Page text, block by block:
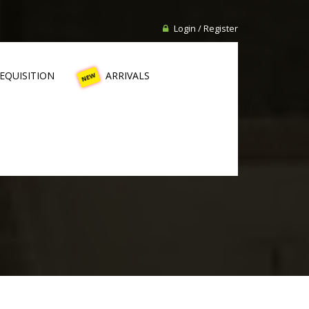
Login / Register
NEW ARRIVALS